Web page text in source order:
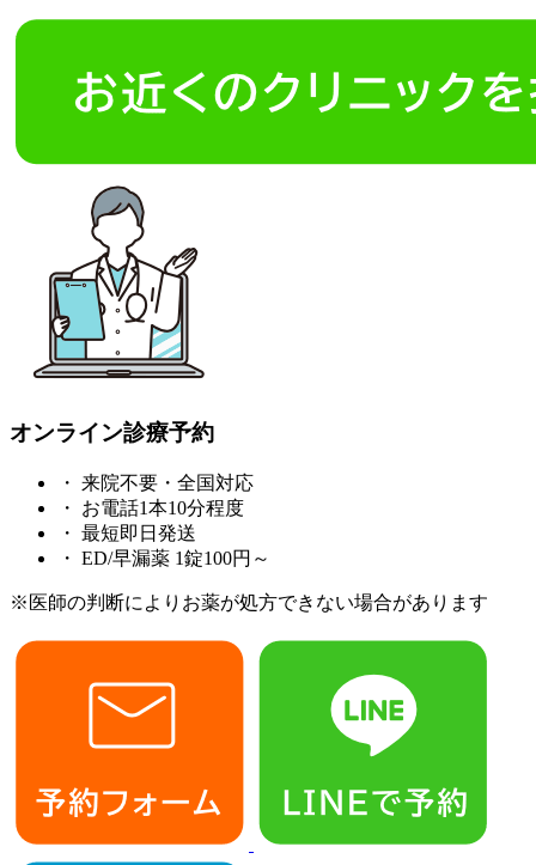
オンライン診療予約
・ 来院不要・全国対応
・
お電話1本10分程度
・ 最短即日発送
・ ED/早漏薬 1錠100円～
※医師の判断によりお薬が処方できない場合があります